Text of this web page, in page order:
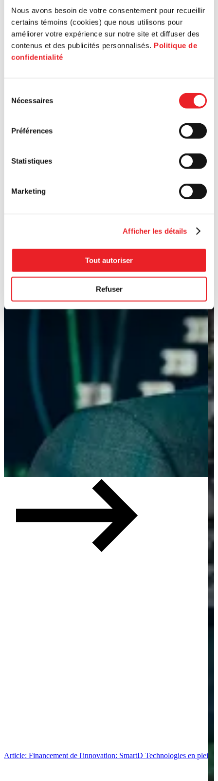
Nous avons besoin de votre consentement pour recueillir
certains témoins (cookies) que nous utilisons pour
améliorer votre expérience sur notre site et diffuser des
contenus et des publicités personnalisés. Politique de
confidentialité
Nécessaires
Préférences
Statistiques
Marketing
Afficher les détails
Tout autoriser
Refuser
Article: Financement de l'innovation: SmartD Technologies en pleine